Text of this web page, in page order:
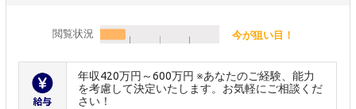
閲覧状況 今が狙い目！
年収420万円～600万円 ※あなたのご経験、能力
を考慮して決定いたします。お気軽にご相談くだ
さい！